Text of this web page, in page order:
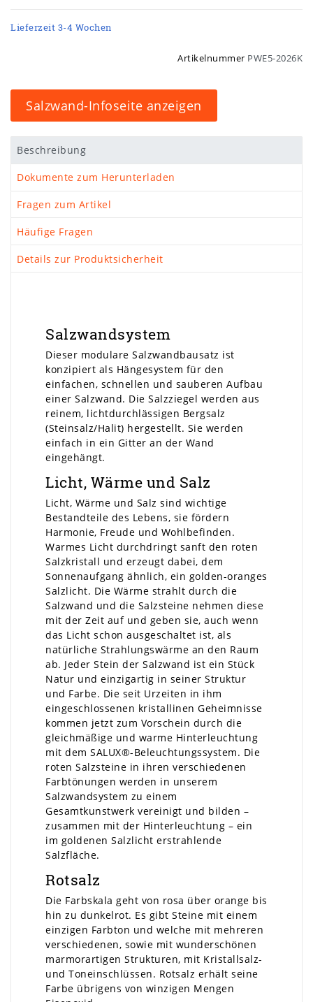
Lieferzeit 3-4 Wochen
Artikelnummer PWE5-2026K
Salzwand-Infoseite anzeigen
Beschreibung
Dokumente zum Herunterladen
Fragen zum Artikel
Häufige Fragen
Details zur Produktsicherheit
Salzwandsystem
Dieser modulare Salzwandbausatz ist
konzipiert als Hängesystem für den
einfachen, schnellen und sauberen Aufbau
einer Salzwand. Die Salzziegel werden aus
reinem, lichtdurchlässigen Bergsalz
(Steinsalz/Halit) hergestellt. Sie werden
einfach in ein Gitter an der Wand
eingehängt.
Licht, Wärme und Salz
Licht, Wärme und Salz sind wichtige
Bestandteile des Lebens, sie fördern
Harmonie, Freude und Wohlbefinden.
Warmes Licht durchdringt sanft den roten
Salzkristall und erzeugt dabei, dem
Sonnenaufgang ähnlich, ein golden-oranges
Salzlicht. Die Wärme strahlt durch die
Salzwand und die Salzsteine nehmen diese
mit der Zeit auf und geben sie, auch wenn
das Licht schon ausgeschaltet ist, als
natürliche Strahlungswärme an den Raum
ab. Jeder Stein der Salzwand ist ein Stück
Natur und einzigartig in seiner Struktur
und Farbe. Die seit Urzeiten in ihm
eingeschlossenen kristallinen Geheimnisse
kommen jetzt zum Vorschein durch die
gleichmäßige und warme Hinterleuchtung
mit dem SALUX®-Beleuchtungssystem. Die
roten Salzsteine in ihren verschiedenen
Farbtönungen werden in unserem
Salzwandsystem zu einem
Gesamtkunstwerk vereinigt und bilden –
zusammen mit der Hinterleuchtung – ein
im goldenen Salzlicht erstrahlende
Salzfläche.
Rotsalz
Die Farbskala geht von rosa über orange bis
hin zu dunkelrot. Es gibt Steine mit einem
einzigen Farbton und welche mit mehreren
verschiedenen, sowie mit wunderschönen
marmorartigen Strukturen, mit Kristallsalz-
und Toneinschlüssen. Rotsalz erhält seine
Farbe übrigens von winzigen Mengen